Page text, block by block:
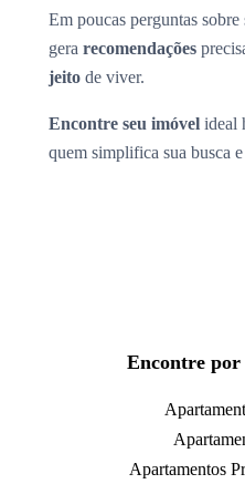
Em poucas perguntas
gera recomendações
jeito de viver.
Encontre seu imóvel ideal
quem simplifica sua busca
Encontre
Apartamentos